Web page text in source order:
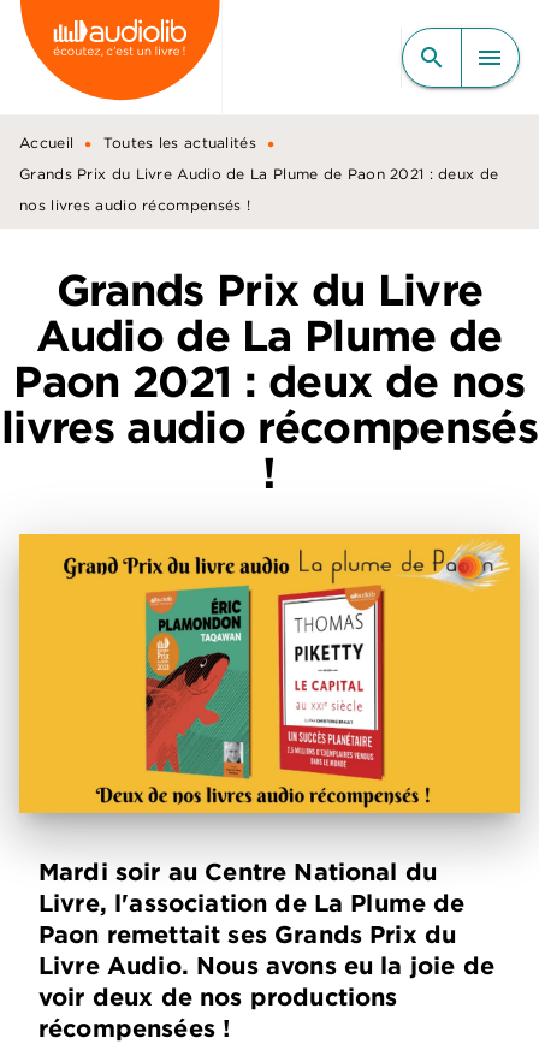
MENU RECHERCHE
CONTENU
PIED DE PAGE
search menu
Accueil • Toutes les actualités •
Grands Prix du Livre Audio de La Plume de Paon 2021 : deux de
nos livres audio récompensés !
Grands Prix du Livre
Audio de La Plume de
Paon 2021 : deux de nos
livres audio récompensés
!
Mardi soir au Centre National du
Livre, l'association de La Plume de
Paon remettait ses Grands Prix du
Livre Audio. Nous avons eu la joie de
voir deux de nos productions
récompensées !